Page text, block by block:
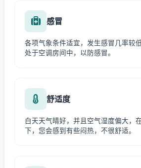
感冒
各项气象条件适宜，发生感冒几率较
处于空调房间中，以防感冒。
舒适度
白天天气晴好，并且空气湿度偏大，
下，您会感到有些闷热，不很舒适。